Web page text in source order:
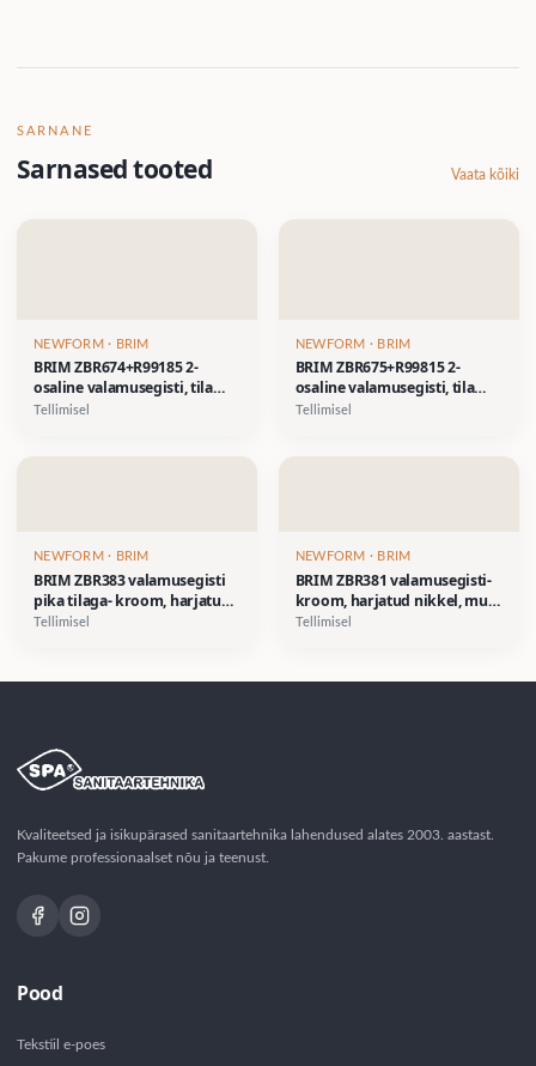
SARNANE
Sarnased tooted Vaata kõiki
NEWFORM · BRIM
BRIM ZBR674+R99185 2-
osaline valamusegisti, tila
225mm- kroom, harjatud
Tellimisel
NEWFORM · BRIM
BRIM ZBR675+R99815 2-
osaline valamusegisti, tila
180mm- kroom, harjatud
Tellimisel
NEWFORM · BRIM
BRIM ZBR383 valamusegisti
pika tilaga- kroom, harjatud
nikkel, must matt (reljeefne)
Tellimisel
NEWFORM · BRIM
BRIM ZBR381 valamusegisti-
kroom, harjatud nikkel, must
matt (reljeefne)
Tellimisel
Kvaliteetsed ja isikupärased sanitaartehnika lahendused alates 2003. aastast.
Pakume professionaalset nõu ja teenust.
Pood
Tekstiil e-poes